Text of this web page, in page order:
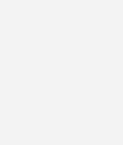
am
auch durch
Durch einen
unmittelbare